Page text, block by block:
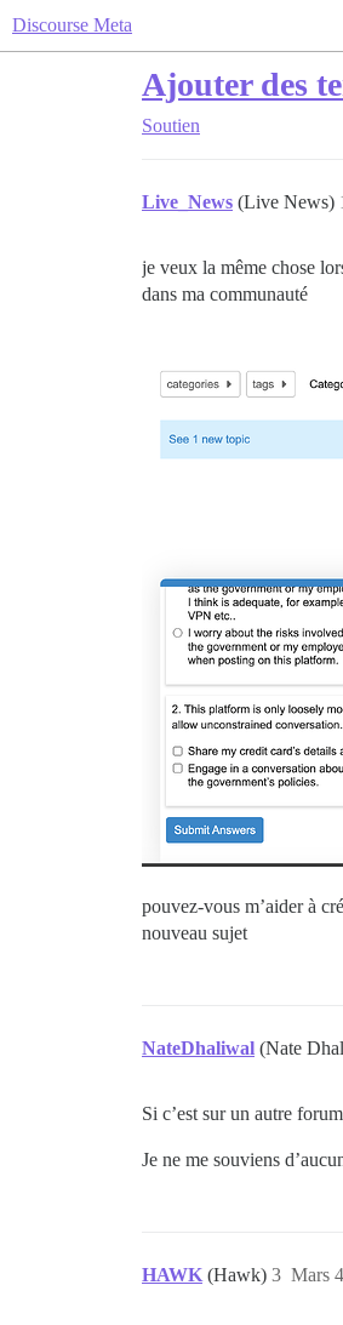
Discourse Meta
Ajouter des
Soutien
Live_News (Live News)
je veux la même chose
dans ma communauté
pouvez-vous m’aider à
nouveau sujet
NateDhaliwal (Nate
Si c’est sur un autre
Je ne me souviens
HAWK (Hawk) Mars
3